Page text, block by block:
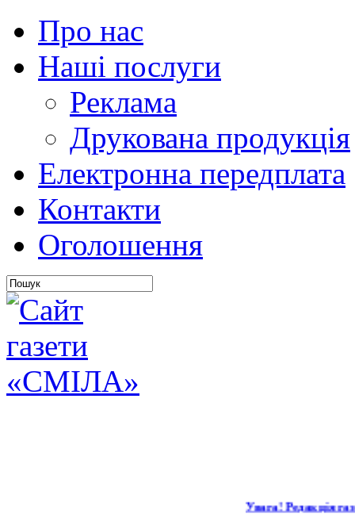
Про нас
Наші послуги
Реклама
Друкована продукція
Електронна передплата
Контакти
Оголошення
Увага! Редакція